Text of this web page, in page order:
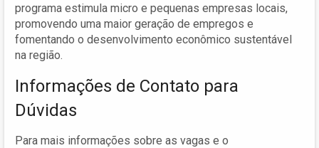
programa estimula micro e pequenas empresas locais,
promovendo uma maior geração de empregos e
fomentando o desenvolvimento econômico sustentável
na região.
Informações de Contato para
Dúvidas
Para mais informações sobre as vagas e o